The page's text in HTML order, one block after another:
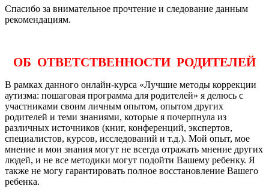
Спасибо за внимательное прочтение и следование данным
рекомендациям.
ОБ ОТВЕТСТВЕННОСТИ РОДИТЕЛЕЙ
В рамках данного онлайн-курса «Лучшие методы коррекции
аутизма: пошаговая программа для родителей» я делюсь с
участниками своим личным опытом, опытом других
родителей и теми знаниями, которые я почерпнула из
различных источников (книг, конференций, экспертов,
специалистов, курсов, исследований и т.д.). Мой опыт, мое
мнение и мои знания могут не всегда отражать мнение других
людей, и не все методики могут подойти Вашему ребенку. Я
также не могу гарантировать полное восстановление Вашего
ребенка.